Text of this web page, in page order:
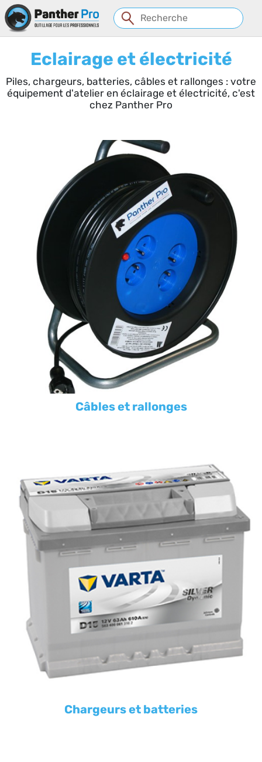
Eclairage et électricité
Piles, chargeurs, batteries, câbles et rallonges : votre
équipement d'atelier en éclairage et électricité, c'est
chez Panther Pro
Câbles et rallonges
Chargeurs et batteries
Panneau de gestion des cookies